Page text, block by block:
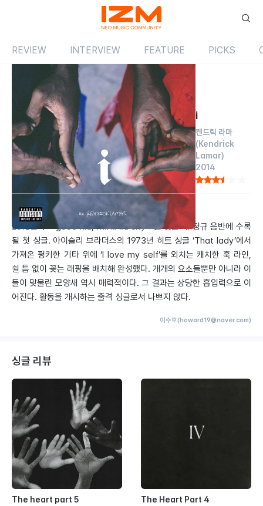
REVIEW INTERVIEW FEATURE PICKS
해외
ⅰ
켄드릭 라마
(Kendrick
Lamar)
2014
by 이수호 2014.09.01
2012년의 < good kid, m.A.A.d city >를 잇는 새 정규 음반에 수록
될 첫 싱글. 아이슬리 브라더스의 1973년 히트 싱글 ‘That lady’에서
가져온 펑키한 기타 위에 ‘I love my self’를 외치는 캐치한 훅 라인,
쉴 틈 없이 꽂는 래핑을 배치해 완성했다. 개개의 요소들뿐만 아니라 이
들이 맞물린 모양새 역시 매력적이다. 그 결과는 상당한 흡입력으로 이
어진다. 활동을 개시하는 출격 싱글로서 나쁘지 않다.
이수호(howard19@naver.com)
싱글 리뷰
The heart part 5 The Heart Part 4